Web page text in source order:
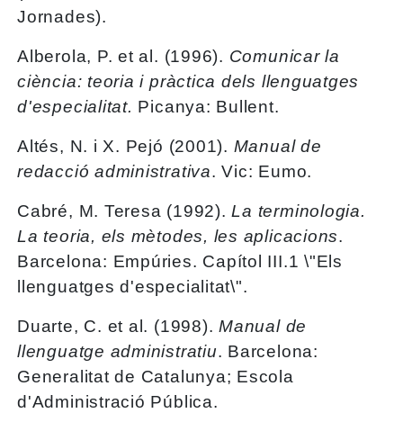
Jornades).
Alberola, P. et al. (1996). Comunicar la
ciència: teoria i pràctica dels llenguatges
d'especialitat. Picanya: Bullent.
Altés, N. i X. Pejó (2001). Manual de
redacció administrativa. Vic: Eumo.
Cabré, M. Teresa (1992).La terminologia.
La teoria, els mètodes, les aplicacions.
Barcelona: Empúries. Capítol III.1 \"Els
llenguatges d'especialitat\".
Duarte, C. et al. (1998).Manual de
llenguatge administratiu. Barcelona:
Generalitat de Catalunya; Escola
d'Administració Pública.